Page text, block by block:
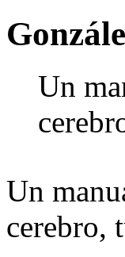
Un
Un
cerebro,